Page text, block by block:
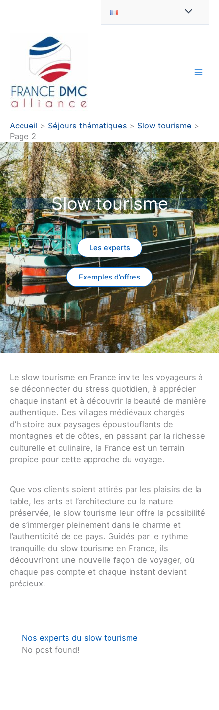
Accueil Séjours thématiques
Slow tourisme
Page 2
Slow tourisme
Les experts
Exemples d’offres
Le slow tourisme en France invite les voyageurs à
se déconnecter du stress quotidien, à apprécier
chaque instant et à découvrir la beauté de manière
authentique. Des villages médiévaux chargés
d’histoire aux paysages époustouflants de
montagnes et de côtes, en passant par la richesse
culturelle et culinaire, la France est un terrain
propice pour cette approche du voyage.
Que vos clients soient attirés par les plaisirs de la
table, les arts et l’architecture ou la nature
préservée, le slow tourisme leur offre la possibilité
de s’immerger pleinement dans le charme et
l’authenticité de ce pays. Guidés par le rythme
tranquille du slow tourisme en France, ils
découvriront une nouvelle façon de voyager, où
chaque pas compte et chaque instant devient
précieux.
Nos experts du slow tourisme
No post found!